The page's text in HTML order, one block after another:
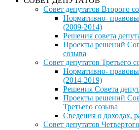
Совет депутатов Второго
Нормативно-
(2009-2014)
Решения совета
Проекты решений
созыва
Совет депутатов Третьего
Нормативно-
(2014-2019)
Решения Совета
Проекты решений
Третьего созыва
Сведения о доходах,
Совет депутатов